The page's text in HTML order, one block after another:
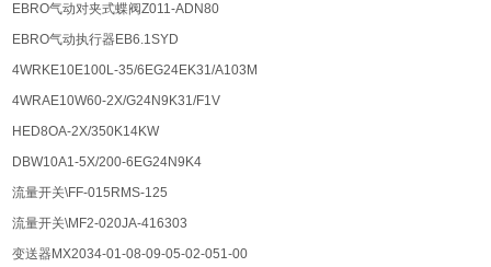
EBRO气动对夹式蝶阀Z011-ADN80
EBRO气动执行器EB6.1SYD
4WRKE10E100L-35/6EG24EK31/A103M
4WRAE10W60-2X/G24N9K31/F1V
HED8OA-2X/350K14KW
DBW10A1-5X/200-6EG24N9K4
流量开关\FF-015RMS-125
流量开关\MF2-020JA-416303
变送器MX2034-01-08-09-05-02-051-00